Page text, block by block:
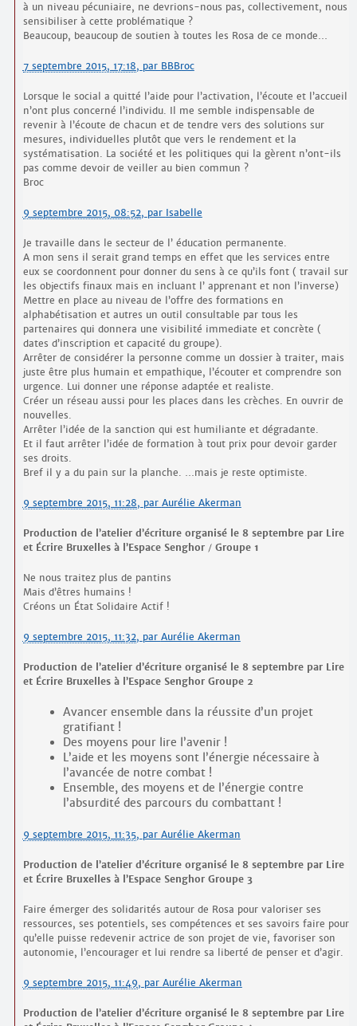
à un niveau pécuniaire, ne devrions-nous pas, collectivement, nous
sensibiliser à cette problématique ?
Beaucoup, beaucoup de soutien à toutes les Rosa de ce monde…
7 septembre 2015, 17:18, par BBBroc
Lorsque le social a quitté l’aide pour l’activation, l’écoute et l’accueil
n’ont plus concerné l’individu. Il me semble indispensable de
revenir à l’écoute de chacun et de tendre vers des solutions sur
mesures, individuelles plutôt que vers le rendement et la
systématisation. La société et les politiques qui la gèrent n’ont-ils
pas comme devoir de veiller au bien commun ?
Broc
9 septembre 2015, 08:52, par Isabelle
Je travaille dans le secteur de l’ éducation permanente.
A mon sens il serait grand temps en effet que les services entre
eux se coordonnent pour donner du sens à ce qu’ils font ( travail sur
les objectifs finaux mais en incluant l’ apprenant et non l’inverse)
Mettre en place au niveau de l’offre des formations en
alphabétisation et autres un outil consultable par tous les
partenaires qui donnera une visibilité immediate et concrète (
dates d’inscription et capacité du groupe).
Arrêter de considérer la personne comme un dossier à traiter, mais
juste être plus humain et empathique, l’écouter et comprendre son
urgence. Lui donner une réponse adaptée et realiste.
Créer un réseau aussi pour les places dans les crèches. En ouvrir de
nouvelles.
Arrêter l’idée de la sanction qui est humiliante et dégradante.
Et il faut arrêter l’idée de formation à tout prix pour devoir garder
ses droits.
Bref il y a du pain sur la planche. …mais je reste optimiste.
9 septembre 2015, 11:28, par Aurélie Akerman
Production de l’atelier d’écriture organisé le 8 septembre par Lire
et Écrire Bruxelles à l’Espace Senghor / Groupe 1
Ne nous traitez plus de pantins
Mais d’êtres humains !
Créons un État Solidaire Actif !
9 septembre 2015, 11:32, par Aurélie Akerman
Production de l’atelier d’écriture organisé le 8 septembre par Lire
et Écrire Bruxelles à l’Espace Senghor Groupe 2
Avancer ensemble dans la réussite d’un projet
gratifiant !
Des moyens pour lire l’avenir !
L’aide et les moyens sont l’énergie nécessaire à
l’avancée de notre combat !
Ensemble, des moyens et de l’énergie contre
l’absurdité des parcours du combattant !
9 septembre 2015, 11:35, par Aurélie Akerman
Production de l’atelier d’écriture organisé le 8 septembre par Lire
et Écrire Bruxelles à l’Espace Senghor Groupe 3
Faire émerger des solidarités autour de Rosa pour valoriser ses
ressources, ses potentiels, ses compétences et ses savoirs faire pour
qu’elle puisse redevenir actrice de son projet de vie, favoriser son
autonomie, l’encourager et lui rendre sa liberté de penser et d’agir.
9 septembre 2015, 11:49, par Aurélie Akerman
Production de l’atelier d’écriture organisé le 8 septembre par Lire